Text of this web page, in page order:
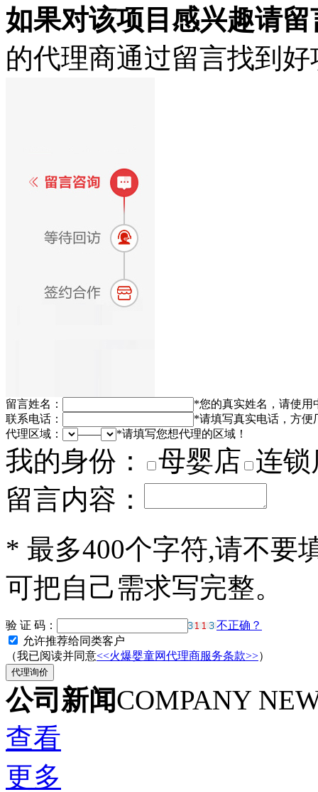
如果对该项目感兴趣请留
的代理商通过留言找到
留言姓名： *您的真实姓名，请使用
联系电话：
*请填写真实电话，方便
代理区域：
—— *请填写您想代理的区域！
我的身份： 母婴店 连锁
留言内容：
* 最多400个字符,请不要
可把自己需求写完整。
验 证 码：
不正确？
允许推荐给同类客户
（我已阅读并同意<<火爆婴童网代理商服务条款>>）
公司新闻COMPANY
查看
更多